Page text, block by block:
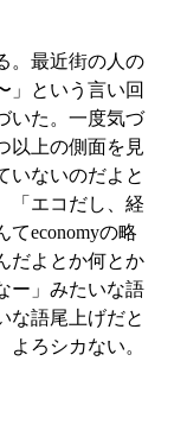
。最近街の人の
」という言い回
いた。一度気づ
以上の側面を見
いないのだよと
「エコだし、経
economyの略
だよとか何とか
ー」みたいな語
な語尾上げだと
ろシカない。